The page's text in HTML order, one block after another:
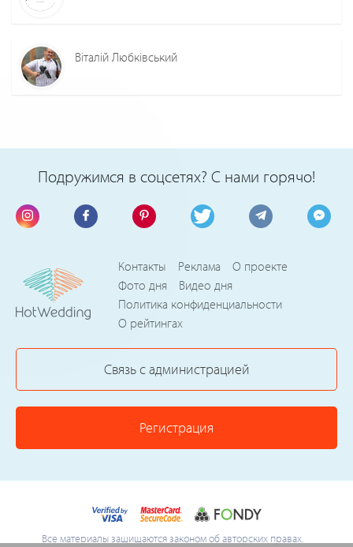
Віталій Любківський
Подружимся в соцсетях? С нами горячо!
Контакты Реклама
О проекте
Фото дня
Видео дня
Политика конфиденциальности
О рейтингах
Связь с администрацией
Регистрация
Все материалы защищаются законом об авторских правах.